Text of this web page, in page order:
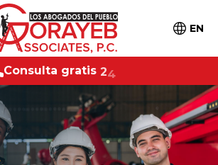
EN
Con
sulta gratis 24